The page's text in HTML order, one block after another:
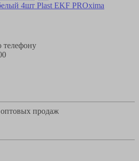
4шт Plast EKF PROxima
телефону
продаж